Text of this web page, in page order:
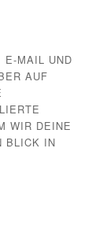
E-MAIL UND
AUF
WIR DEINE
BLICK IN